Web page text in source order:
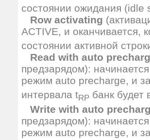
состоянии ожидания (idle
Row activating
ACTIVE, и оканчивается,
состоянии активной
Read with auto
предзарядом):
режим auto precharge, и
интервала tRP банк будет
Write with auto
предзарядом):
режим auto precharge, и